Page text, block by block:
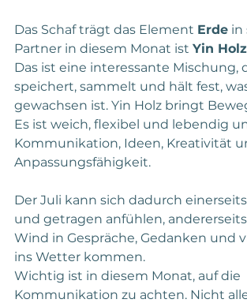
Das Schaf trägt das Element Erde in
Partner in diesem Monat ist Yin Holz
Das ist eine interessante Mischung,
speichert, sammelt und hält fest,
gewachsen ist. Yin Holz bringt
Es ist weich, flexibel und lebendig
Kommunikation, Ideen, Kreativität
Anpassungsfähigkeit.
Der Juli kann sich dadurch
und getragen anfühlen,
Wind in Gespräche, Gedanken und
ins Wetter kommen.
Wichtig ist in diesem Monat, auf die
Kommunikation zu achten. Nicht